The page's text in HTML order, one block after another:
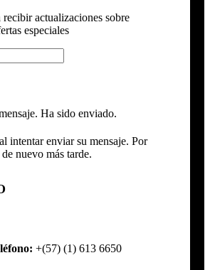
recibir actualizaciones sobre
especiales
Ha sido enviado.
intentar enviar su mensaje. Por
nuevo más tarde.
+(57) (1) 613 6650